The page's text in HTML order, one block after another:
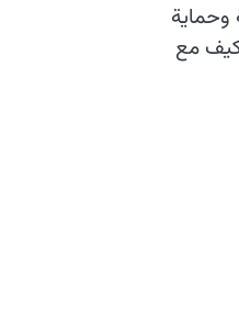
وحماية
مع